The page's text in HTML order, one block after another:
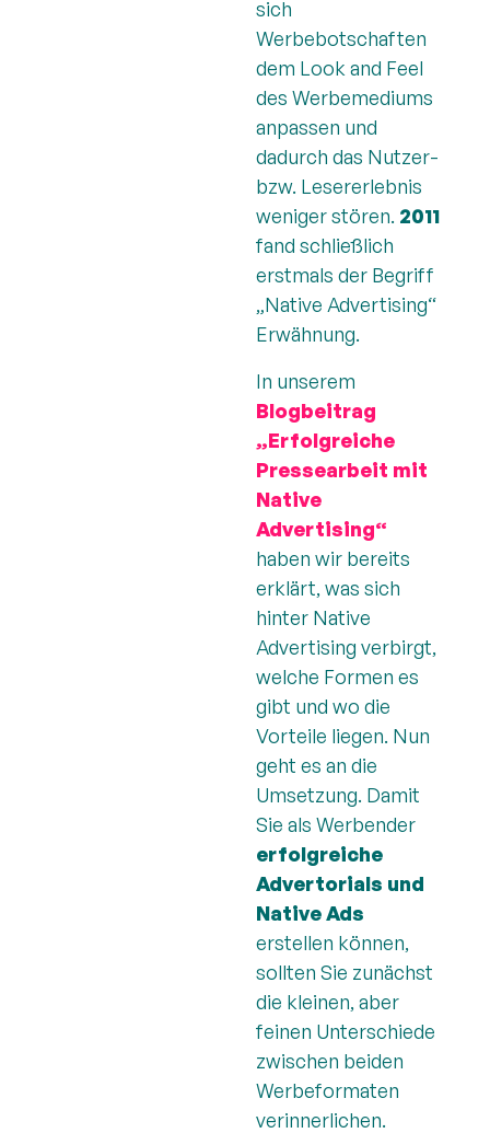
sich
Werbebotschaften
dem Look and Feel
des Werbemediums
anpassen und
dadurch das Nutzer-
bzw. Lesererlebnis
weniger stören. 2011
fand schließlich
erstmals der Begriff
„Native Advertising“
Erwähnung.
In unserem
Blogbeitrag
„Erfolgreiche
Pressearbeit mit
Native
Advertising“
haben wir bereits
erklärt, was sich
hinter Native
Advertising verbirgt,
welche Formen es
gibt und wo die
Vorteile liegen. Nun
geht es an die
Umsetzung. Damit
Sie als Werbender
erfolgreiche
Advertorials und
Native Ads
erstellen können,
sollten Sie zunächst
die kleinen, aber
feinen Unterschiede
zwischen beiden
Werbeformaten
verinnerlichen.